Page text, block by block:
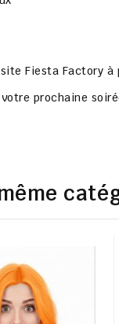
Fiesta Factory
prochaine